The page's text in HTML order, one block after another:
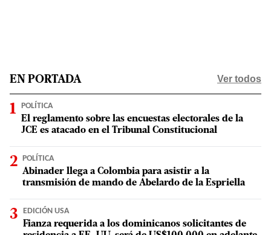
EN PORTADA Ver todos
POLÍTICA
El reglamento sobre las encuestas electorales de la
JCE es atacado en el Tribunal Constitucional
POLÍTICA
Abinader llega a Colombia para asistir a la
transmisión de mando de Abelardo de la Espriella
EDICIÓN USA
Fianza requerida a los dominicanos solicitantes de